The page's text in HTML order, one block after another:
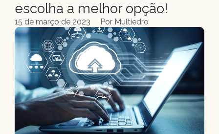
escolha a melhor opção!
15 de março de 2023 Por Multiedro